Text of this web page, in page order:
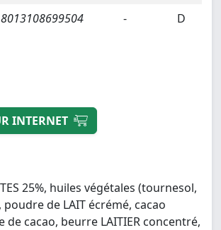
8013108699504 - D
INTERNET
25%, huiles végétales (tournesol,
de LAIT écrémé, cacao
de cacao, beurre LAITIER concentré,